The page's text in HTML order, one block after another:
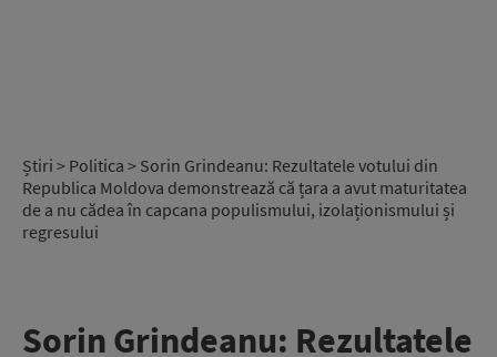
Știri > Politica > Sorin Grindeanu: Rezultatele votului din
Republica Moldova demonstrează că țara a avut maturitatea
de a nu cădea în capcana populismului, izolaționismului și
regresului
Sorin Grindeanu: Rezultatele